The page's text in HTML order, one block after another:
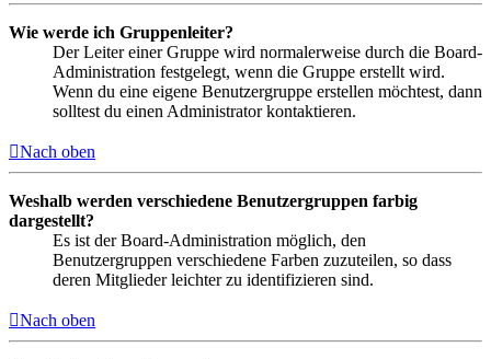
Wie werde ich Gruppenleiter?
Der Leiter einer Gruppe wird normalerweise durch die Board-
Administration festgelegt, wenn die Gruppe erstellt wird.
Wenn du eine eigene Benutzergruppe erstellen möchtest, dann
solltest du einen Administrator kontaktieren.
Nach oben
Weshalb werden verschiedene Benutzergruppen farbig
dargestellt?
Es ist der Board-Administration möglich, den
Benutzergruppen verschiedene Farben zuzuteilen, so dass
deren Mitglieder leichter zu identifizieren sind.
Nach oben